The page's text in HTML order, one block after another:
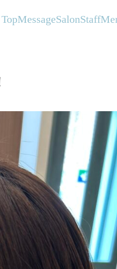
アサロンFlanhair
TopMessageSalonStaff